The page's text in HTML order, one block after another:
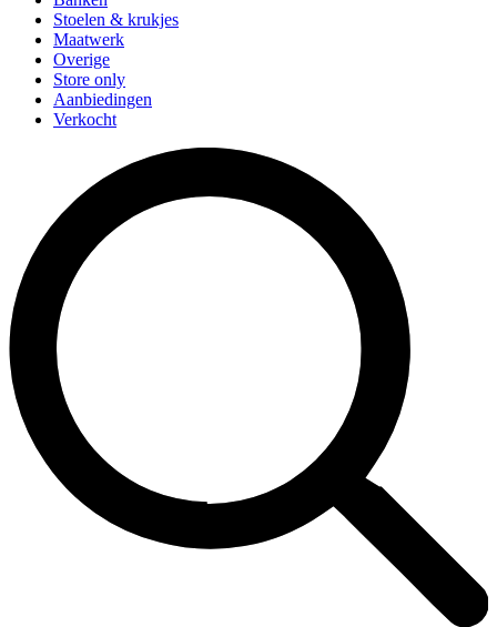
Stoelen & krukjes
Maatwerk
Overige
Store only
Aanbiedingen
Verkocht